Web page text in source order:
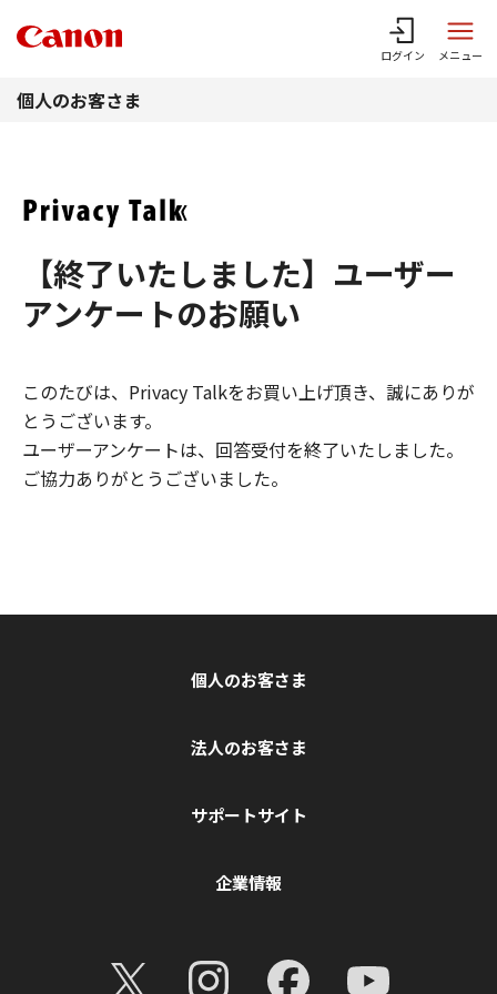
ログイン メニュー
個人のお客さま
【終了いたしました】ユーザー
アンケートのお願い
このたびは、Privacy Talkをお買い上げ頂き、誠にありが
とうございます。
ユーザーアンケートは、回答受付を終了いたしました。
ご協力ありがとうございました。
個人のお客さま
法人のお客さま
サポートサイト
企業情報